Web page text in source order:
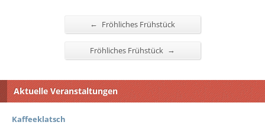
← Fröhliches Frühstück
Fröhliches Frühstück →
Aktuelle Veranstaltungen
Kaffeeklatsch